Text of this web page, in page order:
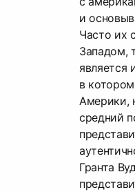
и
Часто их
Западом,
является
в
Америки,
средний
Гранта